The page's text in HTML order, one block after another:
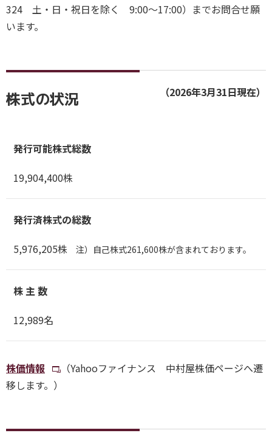
324 土・日・祝日を除く 9:00～17:00）までお問合せ願
います。
株式の状況 （2026年3月31日現在）
発行可能株式総数
19,904,400株
発行済株式の総数
5,976,205株
注）自己株式261,600株が含まれております。
株 主 数
12,989名
株価情報
（Yahooファイナンス 中村屋株価ページへ遷
移します。）